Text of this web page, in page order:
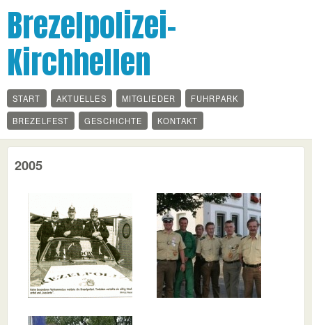
Brezelpolizei-
Kirchhellen
START AKTUELLES MITGLIEDER
FUHRPARK
BREZELFEST
GESCHICHTE KONTAKT
2005